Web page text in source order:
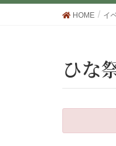
HOME イ
ひ